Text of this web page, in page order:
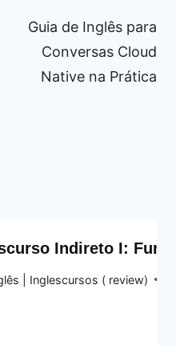
Guia de Inglês para
Conversas Cloud
Native na Prática
Indireto I:
| Inglescursos ( review)